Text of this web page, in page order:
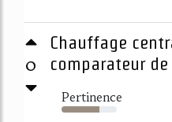
0
Chauffage
comparateur
Pertinence
68%